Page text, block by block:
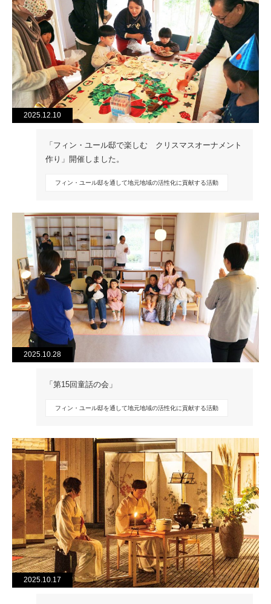
2025.12.10
「フィン・ユール邸で楽しむ クリスマスオーナメント
作り」開催しました。
フィン・ユール邸を通して地元地域の活性化に貢献する活動
2025.10.28
「第15回童話の会」
フィン・ユール邸を通して地元地域の活性化に貢献する活動
2025.10.17